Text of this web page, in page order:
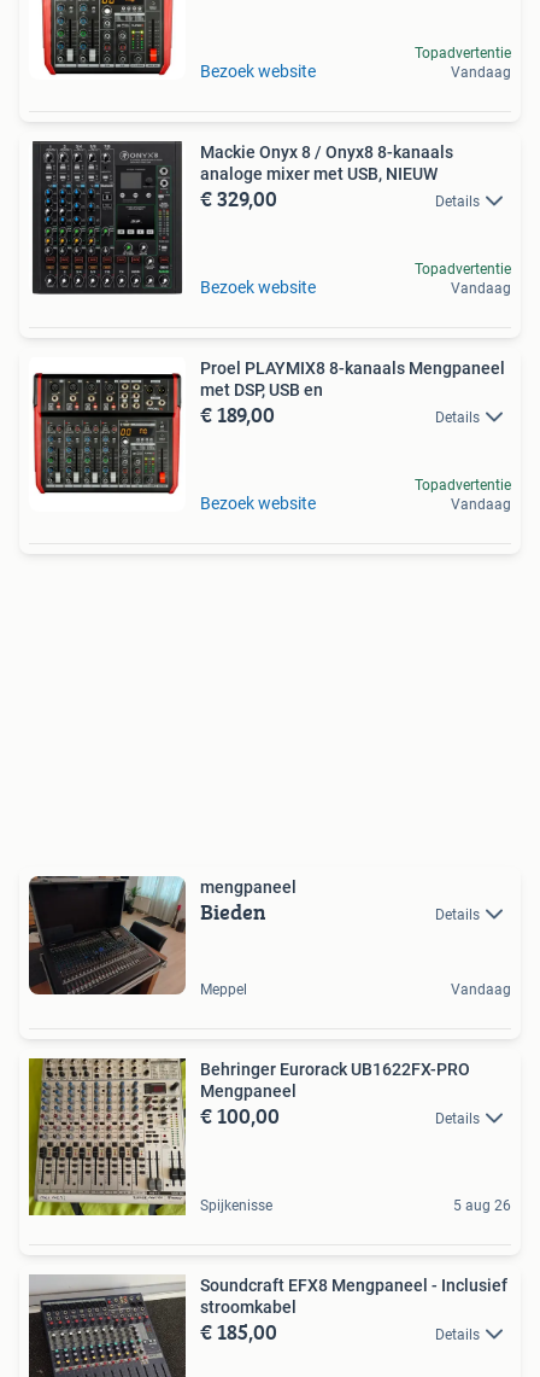
Bezoek website
Topadvertentie
Vandaag
Mackie Onyx 8 / Onyx8 8-kanaals
analoge mixer met USB, NIEUW
€ 329,00 Details
Bezoek website
Topadvertentie
Vandaag
Proel PLAYMIX8 8-kanaals Mengpaneel
met DSP, USB en
€ 189,00 Details
Bezoek website
Topadvertentie
Vandaag
mengpaneel
Bieden Details
Meppel Vandaag
Behringer Eurorack UB1622FX-PRO
Mengpaneel
€ 100,00 Details
Spijkenisse 5 aug 26
Soundcraft EFX8 Mengpaneel - Inclusief
stroomkabel
€ 185,00 Details